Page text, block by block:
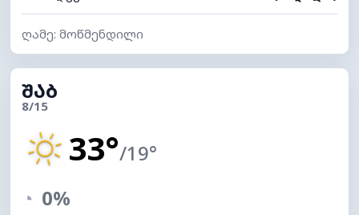
ღამე: მოწმენდილი
ᲨᲐᲑ
8/15
33°/19°
◔ 0%